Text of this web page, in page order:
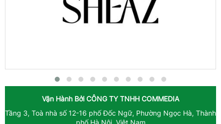
Vận Hành Bởi CÔNG TY TNHH COMMEDIA
Tầng 3, Toà nhà số 12-16 phố Đốc Ngữ, Phường Ngọc Hà, Thành